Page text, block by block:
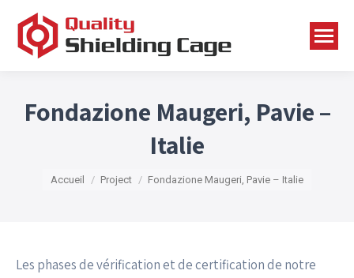
Fondazione Maugeri, Pavie –
Italie
Vous êtes ici :
Accueil Project Fondazione Maugeri, Pavie – Italie
Les phases de vérification et de certification de notre